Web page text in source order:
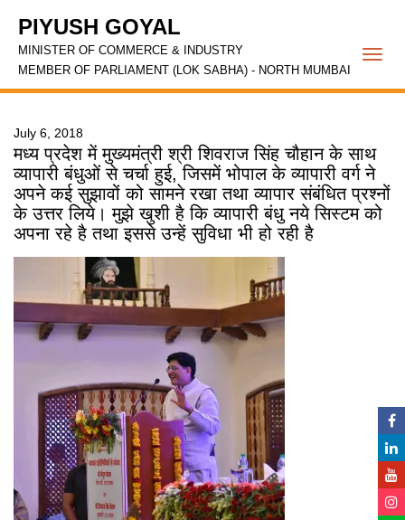
PIYUSH GOYAL
MINISTER OF COMMERCE & INDUSTRY
MEMBER OF PARLIAMENT (LOK SABHA) - NORTH MUMBAI
July 6, 2018
मध्य प्रदेश में मुख्यमंत्री श्री शिवराज सिंह चौहान के साथ
व्यापारी बंधुओं से चर्चा हुई, जिसमें भोपाल के व्यापारी वर्ग ने
अपने कई सुझावों को सामने रखा तथा व्यापार संबंधित प्रश्नों
के उत्तर लिये। मुझे खुशी है कि व्यापारी बंधु नये सिस्टम को
अपना रहे है तथा इससे उन्हें सुविधा भी हो रही है